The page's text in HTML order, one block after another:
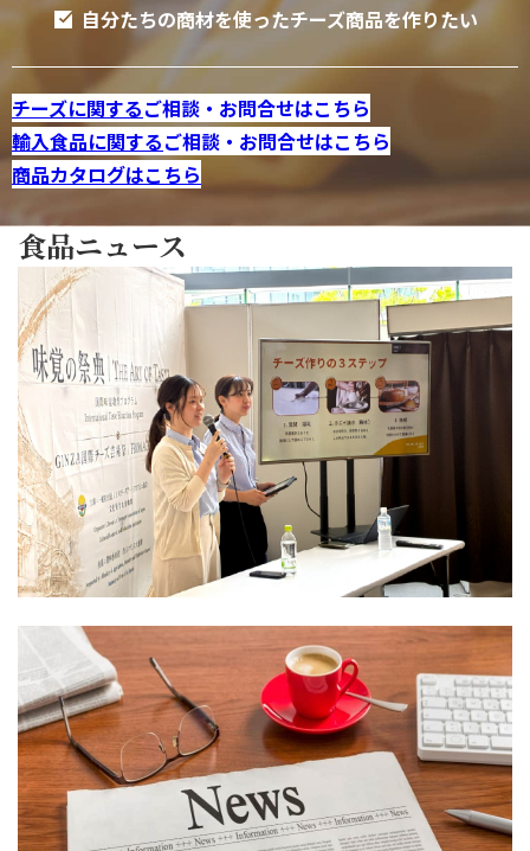
自分たちの商材を使ったチーズ商品を作りたい
チーズに関するご相談・お問合せはこちら
輸入食品に関するご相談・お問合せはこちら
商品カタログはこちら
食品ニュース
2026/07/21
THE
ART
OF
TASTE
味
覚
の
祭
典
2026
加
レ
ポー
ト
「THE
ART
OF
TASTE
味
覚
の
祭
2026」
参
加
レ
ポー
食品
NEWS
Event